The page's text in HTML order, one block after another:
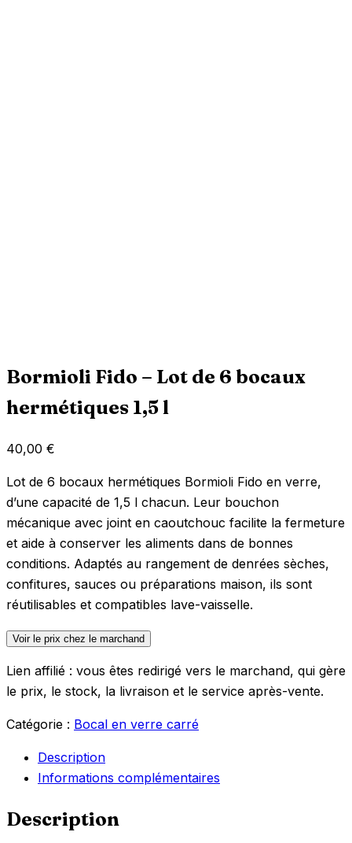
Bormioli Fido – Lot de 6 bocaux
hermétiques 1,5 l
40,00 €
Lot de 6 bocaux hermétiques Bormioli Fido en verre,
d’une capacité de 1,5 l chacun. Leur bouchon
mécanique avec joint en caoutchouc facilite la fermeture
et aide à conserver les aliments dans de bonnes
conditions. Adaptés au rangement de denrées sèches,
confitures, sauces ou préparations maison, ils sont
réutilisables et compatibles lave-vaisselle.
Voir le prix chez le marchand
Lien affilié : vous êtes redirigé vers le marchand, qui gère
le prix, le stock, la livraison et le service après-vente.
Catégorie : Bocal en verre carré
Description
Informations complémentaires
Description